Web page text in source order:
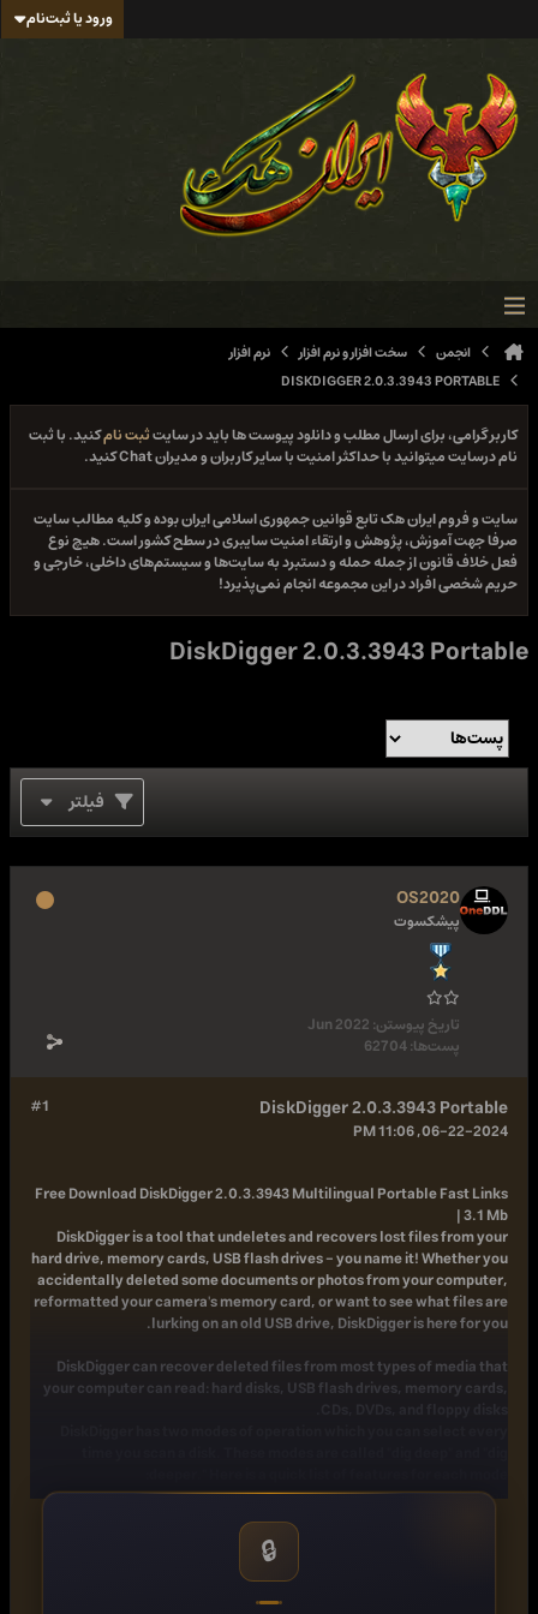
ورود یا ثبت‌نام
انجمن سخت افزار و نرم افزار
نرم افزار
DISKDIGGER 2.0.3.3943 PORTABLE
کاربر گرامی، برای ارسال مطلب و دانلود پیوست ها باید در سایتثبت نامکنید. با ثبت
نام درسایت میتوانید با حداکثر امنیت با سایر کاربران و مدیران Chat کنید.
سایت و فروم ایران هک تابع قوانین جمهوری اسلامی ایران بوده و کلیه مطالب سایت
صرفا جهت آموزش، پژوهش و ارتقاء امنیت سایبری در سطح کشور است. هیچ نوع
فعل خلاف قانون از جمله حمله و دستبرد به سایت‌ها و سیستم‌های داخلی، خارجی و
حریم شخصی افراد در این مجموعه انجام نمی‌پذیرد!
DiskDigger 2.0.3.3943 Portable
فیلتر
OS2020
پیشکسوت
تاریخ پیوستن:Jun 2022
پست‌ها:62704
#1 DiskDigger 2.0.3.3943 Portable
06-22-2024, 11:06 PM
Free DownloadDiskDigger 2.0.3.3943 Multilingual Portable Fast Links
| 3.1 Mb
DiskDigger is a tool that undeletes and recovers lost files from your
hard drive, memory cards, USB flash drives - you name it! Whether you
accidentally deleted some documents or photos from your computer,
reformatted your camera's memory card, or want to see what files are
lurking on an old USB drive, DiskDigger is here for you.
DiskDigger can recover deleted files from most types of media that
your computer can read: hard disks, USB flash drives, memory cards,
Dig Deep
Undelete files from FAT (FAT12, FAT16, FAT32), NTFS, and exFAT
Filter recoverable files by name and size.
Sort recoverable files by name, size, date, and directory.
🔒